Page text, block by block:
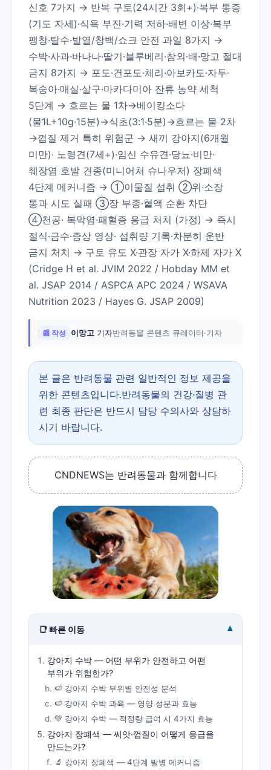
신호 7가지 → 반복 구토(24시간 3회+)·복부 통증
(기도 자세)·식욕 부진·기력 저하·배변 이상·복부
팽창·탈수·발열/창백/쇼크 안전 과일 8가지 →
수박·사과·바나나·딸기·블루베리·참외·배·망고 절대
금지 8가지 → 포도·건포도·체리·아보카도·자두·
복숭아·매실·살구·마카다미아 잔류 농약 세척
5단계 → 흐르는 물 1차→베이킹소다
(물1L+10g·15분)→식초(3:1·5분)→흐르는 물 2차
→껍질 제거 특히 위험군 → 새끼 강아지(6개월
미만)· 노령견(7세+)·임신 수유견·당뇨·비만·
췌장염 호발 견종(미니어처 슈나우저) 장폐색
4단계 메커니즘 → ①이물질 섭취 ②위·소장
통과 시도 실패 ③장 부종·혈액 순환 차단
④천공· 복막염·패혈증 응급 처치 (가정) → 즉시
절식·금수·증상 영상· 섭취량 기록·차분히 운반
금지 처치 → 구토 유도 X·관장 자가 X·하제 자가 X
(Cridge H et al. JVIM 2022 / Hobday MM et
al. JSAP 2014 / ASPCA APC 2024 / WSAVA
Nutrition 2023 / Hayes G. JSAP 2009)
📰 작성 이망고 기자반려동물 콘텐츠 큐레이터·기자
본 글은 반려동물 관련 일반적인 정보 제공을
위한 콘텐츠입니다.반려동물의 건강·질병 관
련 최종 판단은 반드시 담당 수의사와 상담하
시기 바랍니다.
CNDNEWS는 반려동물과 함께합니다
📑 빠른 이동 ▾
강아지 수박 — 어떤 부위가 안전하고 어떤
부위가 위험한가?
🍉 강아지 수박 부위별 안전성 분석
🍉 강아지 수박 과육 — 영양 성분과 효능
💚 강아지 수박 — 적정량 급여 시 4가지 효능
강아지 장폐색 — 씨앗·껍질이 어떻게 응급을
만드는가?
🔬 강아지 장폐색 — 4단계 발병 메커니즘